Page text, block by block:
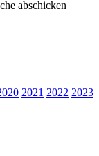
abschicken
2021 2022 2023